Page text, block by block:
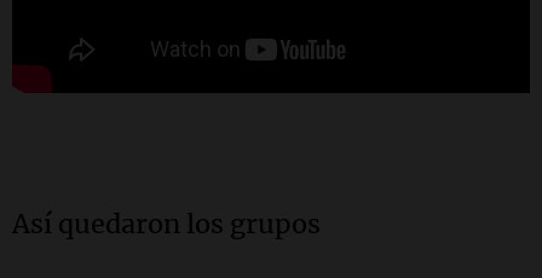
Así quedaron los grupos